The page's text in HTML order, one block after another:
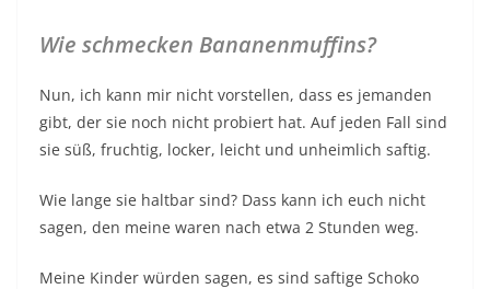
Wie schmecken Bananenmuffins?
Nun, ich kann mir nicht vorstellen, dass es jemanden
gibt, der sie noch nicht probiert hat. Auf jeden Fall sind
sie süß, fruchtig, locker, leicht und unheimlich saftig.
Wie lange sie haltbar sind? Dass kann ich euch nicht
sagen, den meine waren nach etwa 2 Stunden weg.
Meine Kinder würden sagen, es sind saftige Schoko